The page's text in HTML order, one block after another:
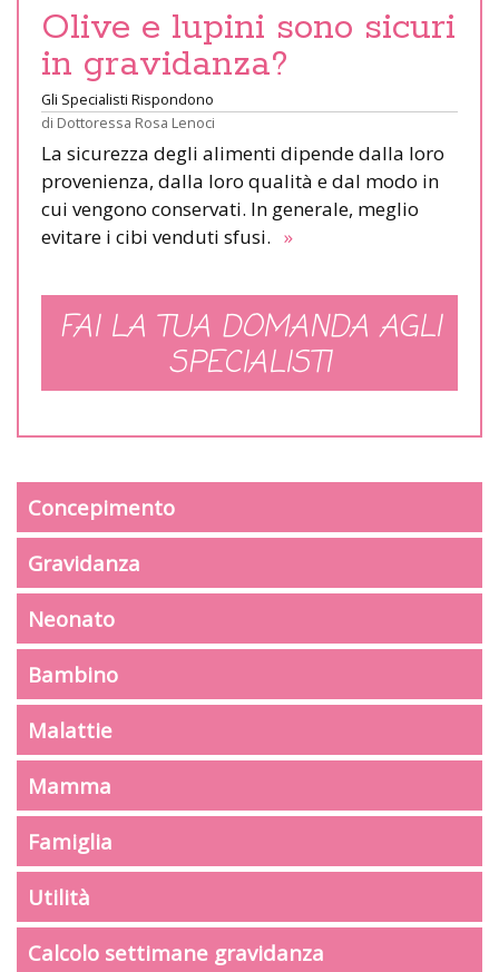
Olive e lupini sono sicuri
in gravidanza?
Gli Specialisti Rispondono
di Dottoressa Rosa Lenoci
La sicurezza degli alimenti dipende dalla loro
provenienza, dalla loro qualità e dal modo in
cui vengono conservati. In generale, meglio
evitare i cibi venduti sfusi. »
FAI LA TUA DOMANDA AGLI
SPECIALISTI
Concepimento
Gravidanza
Neonato
Bambino
Malattie
Mamma
Famiglia
Utilità
Calcolo settimane gravidanza